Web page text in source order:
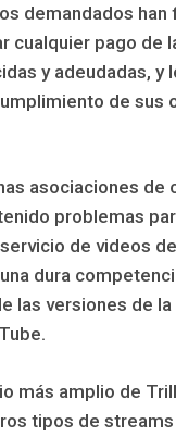
demandados han
cualquier pago de
y adeudadas, y
de sus
asociaciones de
problemas
de videos
dura
las versiones de
más amplio de
tipos de